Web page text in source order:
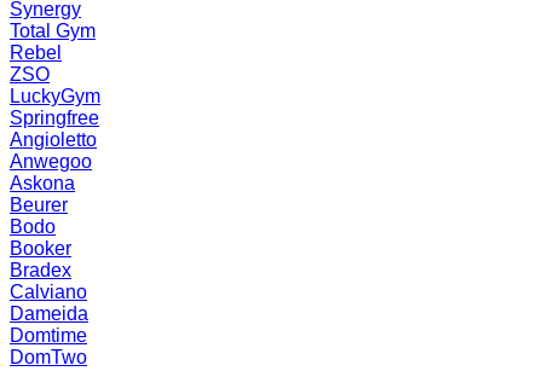
Synergy
Total Gym
Rebel
ZSO
LuckyGym
Springfree
Angioletto
Anwegoo
Askona
Beurer
Bodo
Booker
Bradex
Calviano
Dameida
Domtime
DomTwo